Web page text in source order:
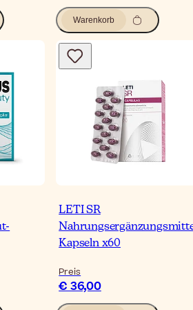
Warenkorb
LETI SR
Kapseln x60
Preis
€ 36,00